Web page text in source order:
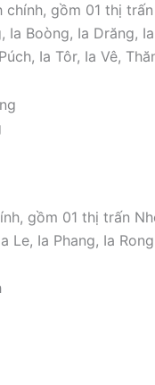
gồm 01 thị
Ia Boòng, Ia Drăng,
Ia Tôr, Ia Vê,
gồm 01 thị trấn
Le, Ia Phang, Ia